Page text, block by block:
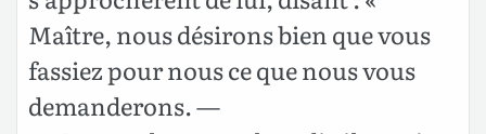
Maître, nous désirons bien que vous
fassiez pour nous ce que nous vous
demanderons. —